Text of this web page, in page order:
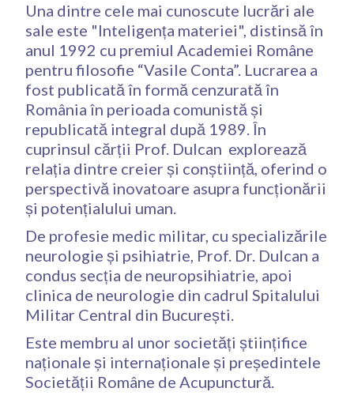
Una dintre cele mai cunoscute lucrări ale
sale este "Inteligența materiei", distinsă în
anul 1992 cu premiul Academiei Române
pentru filosofie “Vasile Conta”. Lucrarea a
fost publicată în formă cenzurată în
România în perioada comunistă și
republicată integral după 1989. În
cuprinsul cărții Prof. Dulcan explorează
relația dintre creier și conștiință, oferind o
perspectivă inovatoare asupra funcționării
și potențialului uman.
De profesie medic militar, cu specializările
neurologie și psihiatrie, Prof. Dr. Dulcan a
condus secția de neuropsihiatrie, apoi
clinica de neurologie din cadrul Spitalului
Militar Central din București.
Este membru al unor societăți științifice
naționale și internaționale și președintele
Societății Române de Acupunctură.